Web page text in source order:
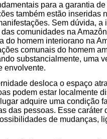
para a garantia
também estão inseridas
Sem dúvida, a
comunidades na
do homem interiorano na
comunais do homem
substancialmente, uma
envolvente.
desloca o espaço
podem estar localmente
adquire uma condição
das pessoas. Esse caráter
de mudanças,